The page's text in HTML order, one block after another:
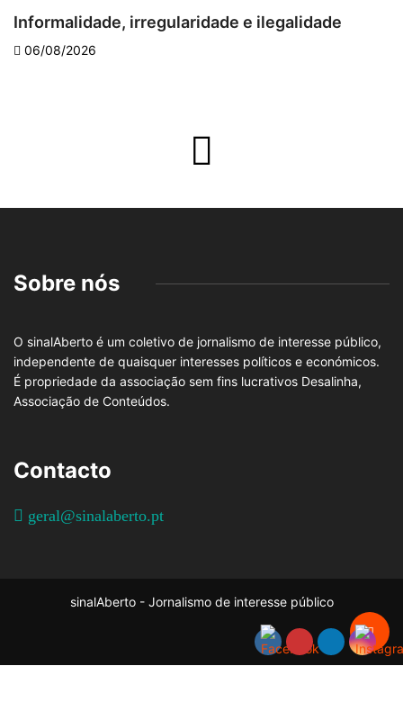
Informalidade, irregularidade e ilegalidade
06/08/2026
Sobre nós
O sinalAberto é um coletivo de jornalismo de interesse público,
independente de quaisquer interesses políticos e económicos.
É propriedade da associação sem fins lucrativos Desalinha,
Associação de Conteúdos.
Contacto
geral@sinalaberto.pt
sinalAberto - Jornalismo de interesse público